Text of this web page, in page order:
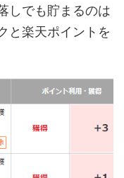
しでも貯まるのは
と楽天ポイントを